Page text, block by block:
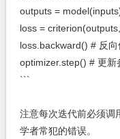
outputs =
loss =
loss.backward() # 反向
optimizer.step() # 更新
```
注意每次迭代前必须调
学者常犯的错误。